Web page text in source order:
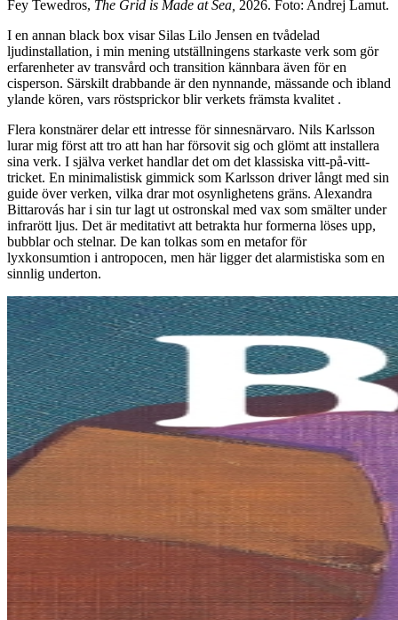
Fey Tewedros, The Grid is Made at Sea, 2026. Foto: Andrej Lamut.
I en annan black box visar Silas Lilo Jensen en tvådelad
ljudinstallation, i min mening utställningens starkaste verk som gör
erfarenheter av transvård och transition kännbara även för en
cisperson. Särskilt drabbande är den nynnande, mässande och ibland
ylande kören, vars röstsprickor blir verkets främsta kvalitet .
Flera konstnärer delar ett intresse för sinnesnärvaro. Nils Karlsson
lurar mig först att tro att han har försovit sig och glömt att installera
sina verk. I själva verket handlar det om det klassiska vitt-på-vitt-
tricket. En minimalistisk gimmick som Karlsson driver långt med sin
guide över verken, vilka drar mot osynlighetens gräns. Alexandra
Bittarovás har i sin tur lagt ut ostronskal med vax som smälter under
infrarött ljus. Det är meditativt att betrakta hur formerna löses upp,
bubblar och stelnar. De kan tolkas som en metafor för
lyxkonsumtion i antropocen, men här ligger det alarmistiska som en
sinnlig underton.